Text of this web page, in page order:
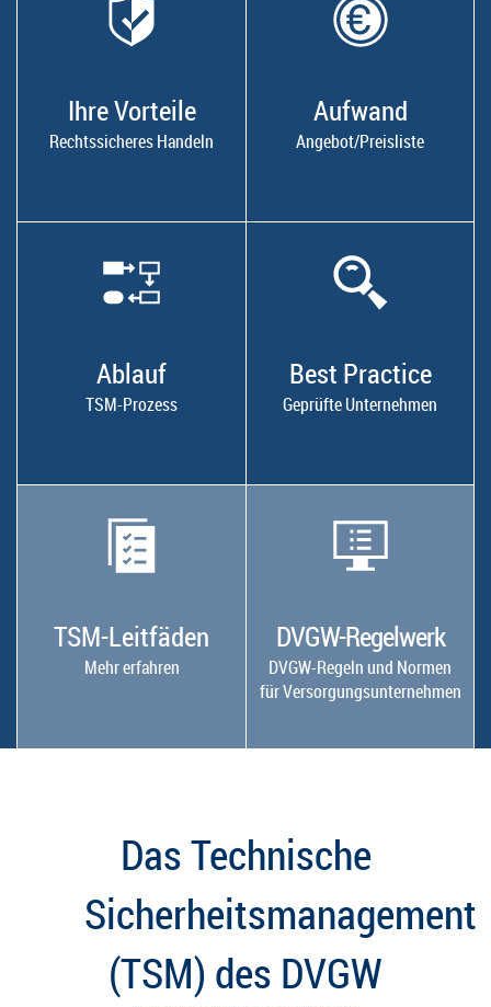
Ihre Vorteile
Rechtssicheres Handeln
Aufwand
Angebot/Preisliste
Ablauf
TSM-Prozess
Best Practice
Geprüfte Unternehmen
TSM-Leitfäden
Mehr erfahren
DVGW-Regelwerk
DVGW-Regeln und Normen
für Versorgungsunternehmen
Das Technische
Sicherheitsmanagement
(TSM) des DVGW